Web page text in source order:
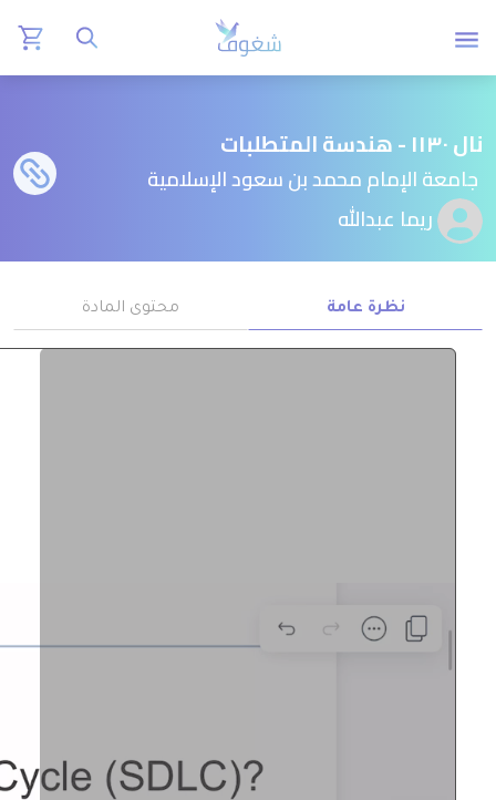
نال ١١٣٠ - هندسة المتطلبات
جامعة الإمام محمد بن سعود الإسلامية
ريما عبدالله
نظرة عامة محتوى المادة